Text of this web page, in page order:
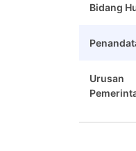
Bidang
Urusan